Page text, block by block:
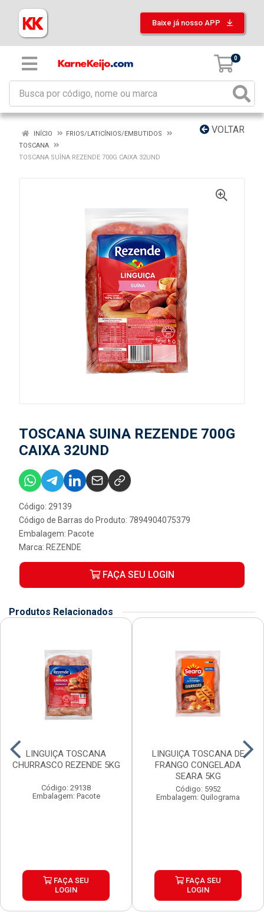
Baixe já nosso APP
0
VOLTAR
INÍCIO
FRIOS/LATICÍNIOS/EMBUTIDOS
TOSCANA
TOSCANA SUÍNA REZENDE 700G CAIXA 32UND
TOSCANA SUINA REZENDE 700G
CAIXA 32UND
Código: 29139
Código de Barras do Produto: 7894904075379
Embalagem: Pacote
Marca: REZENDE
FAÇA SEU LOGIN
Produtos Relacionados
LINGUIÇA TOSCANA
CHURRASCO REZENDE 5KG
Código: 29138
Embalagem: Pacote
FAÇA SEU
LOGIN
LINGUIÇA TOSCANA DE
FRANGO CONGELADA
SEARA 5KG
Código: 5952
Embalagem: Quilograma
FAÇA SEU
LOGIN